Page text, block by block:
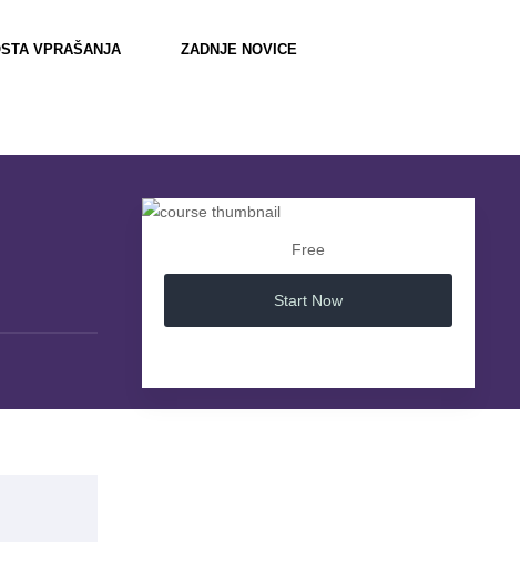
VPRAŠANJA ZADNJE NOVICE
Free
Start Now